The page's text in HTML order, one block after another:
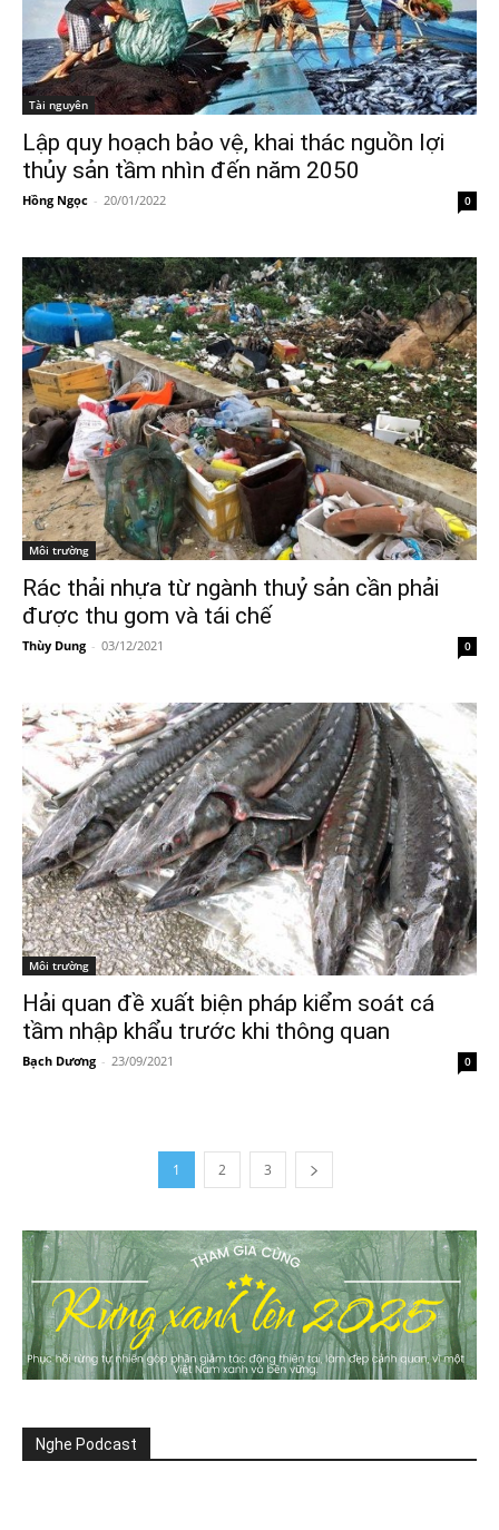
Tài nguyên
Lập quy hoạch bảo vệ, khai thác nguồn lợi
thủy sản tầm nhìn đến năm 2050
Hồng Ngọc - 20/01/2022 0
Môi trường
Rác thải nhựa từ ngành thuỷ sản cần phải
được thu gom và tái chế
Thùy Dung - 03/12/2021 0
Môi trường
Hải quan đề xuất biện pháp kiểm soát cá
tầm nhập khẩu trước khi thông quan
Bạch Dương - 23/09/2021 0
1 2 3
Nghe Podcast